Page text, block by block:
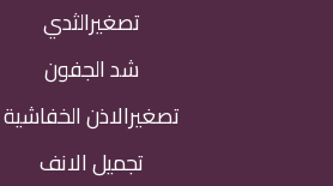
تصغيرالثدي
شد الجفون
تصغيرالاذن الخفاشية
تجميل الانف